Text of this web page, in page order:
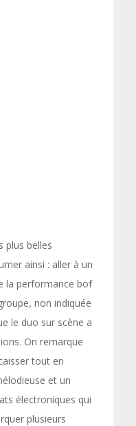
plus belles
ainsi : aller à un
la performance bof
non indiquée
le duo sur scène a
On remarque
tout en
et un
électroniques qui
plusieurs